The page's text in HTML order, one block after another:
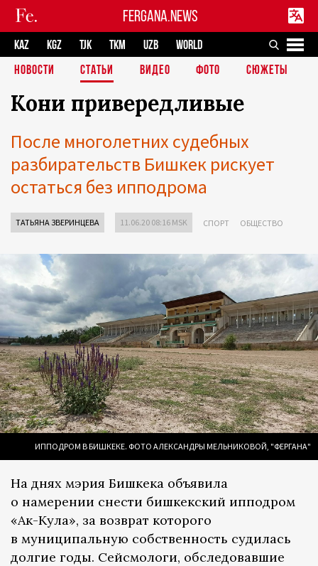
FERGANA.NEWS
KAZ KGZ TJK TKM UZB
WORLD
НОВОСТИ
СТАТЬИ ВИДЕО ФОТО СЮЖЕТЫ
Кони привередливые
После многолетних судебных
разбирательств Бишкек рискует
остаться без ипподрома
ТАТЬЯНА ЗВЕРИНЦЕВА 11.06.20 08:16 MSK СПОРТ ОБЩЕСТВО
ИППОДРОМ В БИШКЕКЕ. ФОТО АЛЕКСАНДРЫ МЕЛЬНИКОВОЙ, "ФЕРГАНА"
На днях мэрия Бишкека объявила
о намерении снести бишкекский ипподром
«Ак-Кула», за возврат которого
в муниципальную собственность судилась
долгие годы. Сейсмологи, обследовавшие